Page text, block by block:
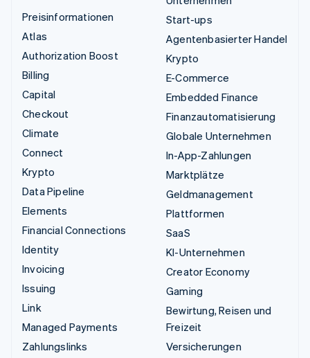
Preisinformationen
Atlas
Authorization Boost
Billing
Capital
Checkout
Climate
Connect
Krypto
Data Pipeline
Elements
Financial Connections
Identity
Invoicing
Issuing
Link
Managed Payments
Zahlungslinks
Start-ups
Agentenbasierter Handel
Krypto
E-Commerce
Embedded Finance
Finanzautomatisierung
Globale Unternehmen
In-App-Zahlungen
Marktplätze
Geldmanagement
Plattformen
SaaS
KI-Unternehmen
Creator Economy
Gaming
Bewirtung, Reisen und
Freizeit
Versicherungen